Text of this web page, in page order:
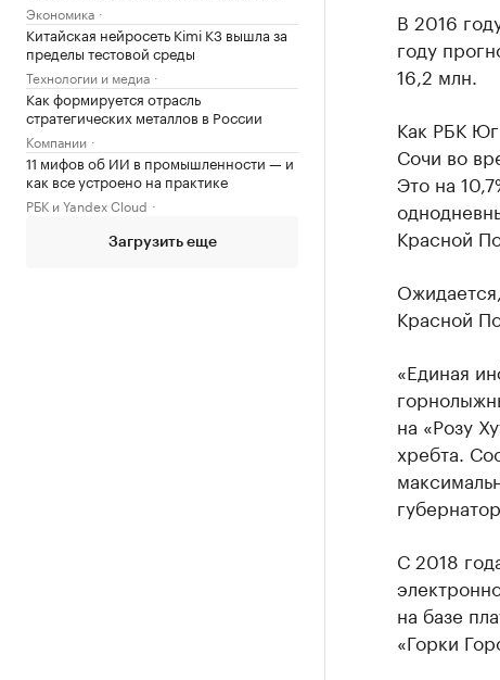
Экономика
Китайская нейросеть Kimi K3 вышла за
пределы тестовой среды
Технологии и медиа
Как формируется отрасль
стратегических металлов в России
Компании
11 мифов об ИИ в промышленности — и
как все устроено на практике
РБК и Yandex Cloud
Загрузить еще
В 2016
году
16,2 млн.
Как РБК
Сочи во
Это на
Красной
Красной
«Единая
на «Розу
хребта.
С 2018
на базе
«Горки